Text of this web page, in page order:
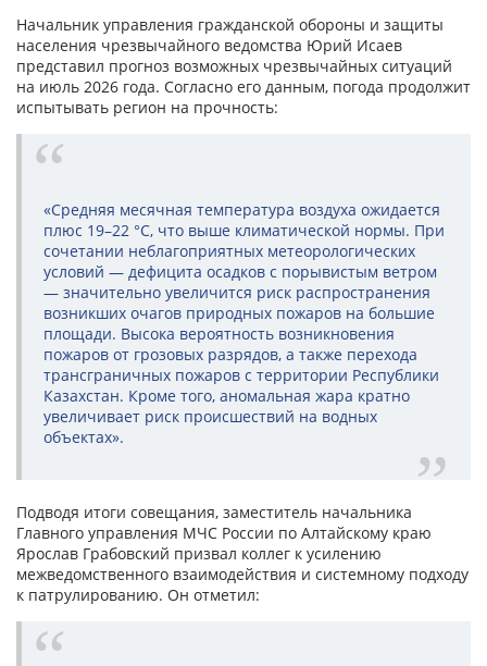
Начальник управления гражданской обороны и защиты
населения чрезвычайного ведомства Юрий Исаев
представил прогноз возможных чрезвычайных ситуаций
на июль 2026 года. Согласно его данным, погода продолжит
испытывать регион на прочность:
«Средняя месячная температура воздуха ожидается
плюс 19–22 °С, что выше климатической нормы. При
сочетании неблагоприятных метеорологических
условий — дефицита осадков с порывистым ветром
— значительно увеличится риск распространения
возникших очагов природных пожаров на большие
площади. Высока вероятность возникновения
пожаров от грозовых разрядов, а также перехода
трансграничных пожаров с территории Республики
Казахстан. Кроме того, аномальная жара кратно
увеличивает риск происшествий на водных
объектах».
Подводя итоги совещания, заместитель начальника
Главного управления МЧС России по Алтайскому краю
Ярослав Грабовский призвал коллег к усилению
межведомственного взаимодействия и системному подходу
к патрулированию. Он отметил: